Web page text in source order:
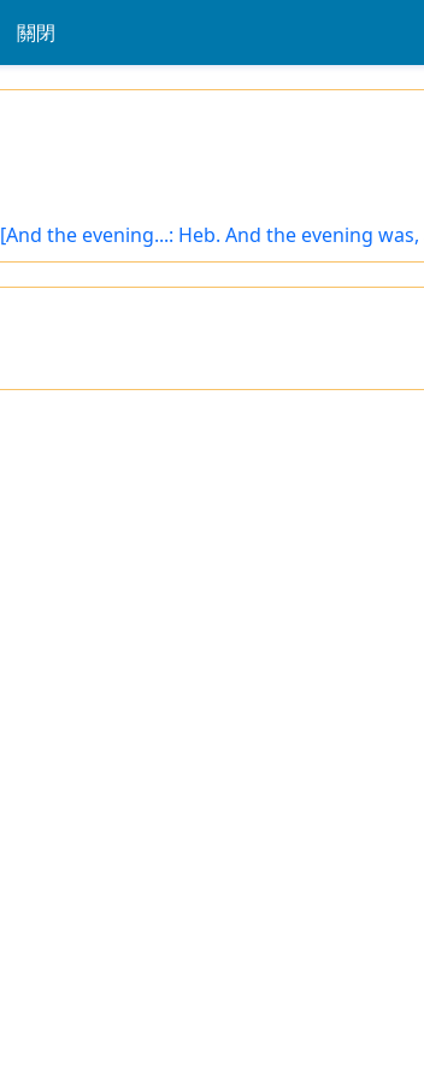
關閉
[And the evening...: Heb. And the evening